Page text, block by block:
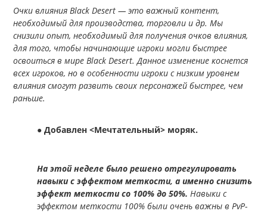
Очки влияния Black Desert — это важный контент,
необходимый для производства, торговли и др. Мы
снизили опыт, необходимый для получения очков влияния,
для того, чтобы начинающие игроки могли быстрее
освоиться в мире Black Desert. Данное изменение коснется
всех игроков, но в особенности игроки с низким уровнем
влияния смогут развить своих персонажей быстрее, чем
раньше.
●Добавлен <Мечтательный> моряк.
На этой неделе было решено отрегулировать
навыки с эффектом меткости, а именно снизить
эффект меткости со 100% до 50%. Навыки с
эффектом меткости 100% были очень важны в PvP-